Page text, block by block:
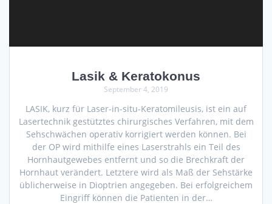
Lasik & Keratokonus
September 4, 2019
LASIK, kurz für Laser-in-situ-Keratomileusis, ist ein auf
Lasertechnik gestütztes chirurgisches Verfahren, mit dem
Sehschwächen operativ korrigiert werden können. Bei
der OP wird mithilfe eines Laserstrahls ein Teil des
Hornhautgewebes entfernt und so die Brechkraft der
Hornhaut verändert. Letztere wird als Maß der Sehstärke
üblicherweise in Dioptrien angegeben. Bei erfolgreichem
Eingriff können die Patienten in der…